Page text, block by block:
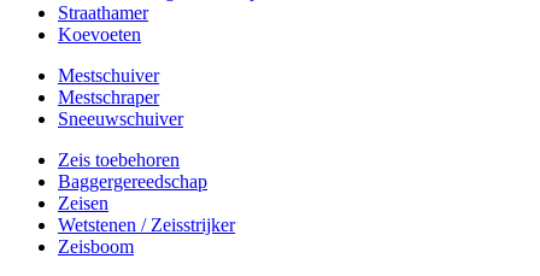
Straathamer
Koevoeten
Mestschuiver
Mestschraper
Sneeuwschuiver
Zeis toebehoren
Baggergereedschap
Zeisen
Wetstenen / Zeisstrijker
Zeisboom